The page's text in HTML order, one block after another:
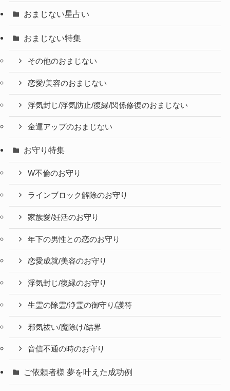
おまじない星占い
おまじない特集
その他のおまじない
恋愛/美容のおまじない
浮気封じ/浮気防止/復縁/関係修復のおまじない
金運アップのおまじない
お守り特集
W不倫のお守り
ラインブロック解除のお守り
家族愛/妊活のお守り
年下の男性との恋のお守り
恋愛成就/美容のお守り
浮気封じ/復縁のお守り
生霊の除霊/浄霊の御守り/護符
邪気祓い/魔除け/結界
音信不通の時のお守り
ご依頼者様 夢を叶えた成功例